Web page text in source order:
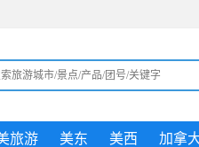
旅游 美东 美西 加拿